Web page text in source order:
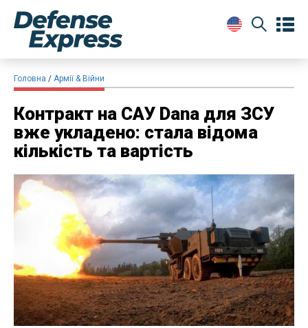
Головна Армії & Війни
Контракт на САУ Dana для ЗСУ
вже укладено: стала відома
кількість та вартість